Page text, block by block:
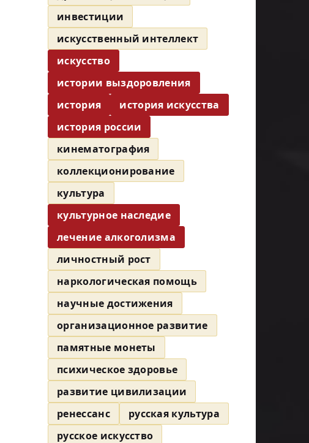
инвестиции
искусственный интеллект
искусство
истории выздоровления
история
история искусства
история россии
кинематография
коллекционирование
культура
культурное наследие
лечение алкоголизма
личностный рост
наркологическая помощь
научные достижения
организационное развитие
памятные монеты
психическое здоровье
развитие цивилизации
ренессанс
русская культура
русское искусство